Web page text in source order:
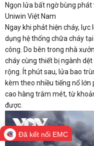
Ngọn lửa bất ngờ bùng phát
Uniwin Việt Nam
Ngay khi phát hiện cháy,
dụng hệ thống chữa cháy
công. Do bên trong nhà
cháy cùng thiết bị ngành
rộng. Ít phút sau, lửa bao
kèm theo nhiều tiếng nổ
cao hàng trăm mét, từ
được.
Đã kết nối EMC